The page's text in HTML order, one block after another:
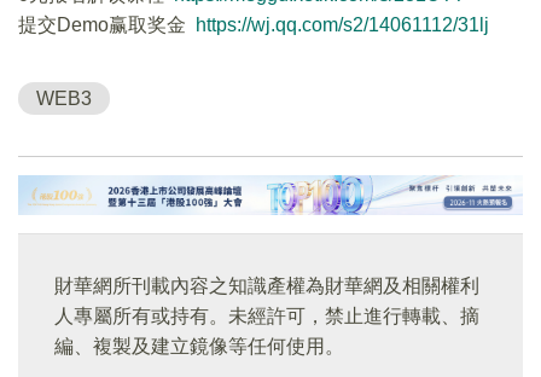
提交Demo赢取奖金
https://wj.qq.com/s2/14061112/31lj
WEB3
財華網所刊載內容之知識產權為財華網及相關權利
人專屬所有或持有。未經許可，禁止進行轉載、摘
編、複製及建立鏡像等任何使用。